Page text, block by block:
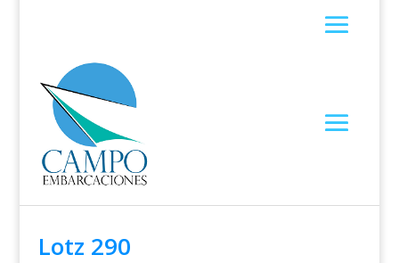
Lotz 290